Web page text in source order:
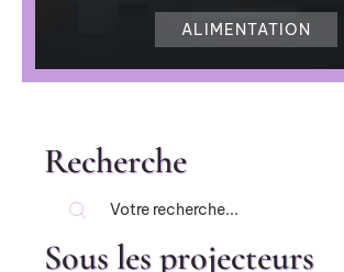
ALIMENTATION
Recherche
Sous les projecteurs